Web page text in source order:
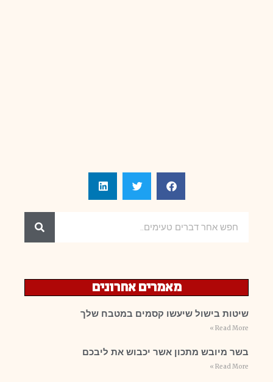
מאמרים אחרונים
שיטות בישול שיעשו קסמים במטבח שלך
Read More »
בשר מיובש מתכון אשר יכבוש את ליבכם
Read More »